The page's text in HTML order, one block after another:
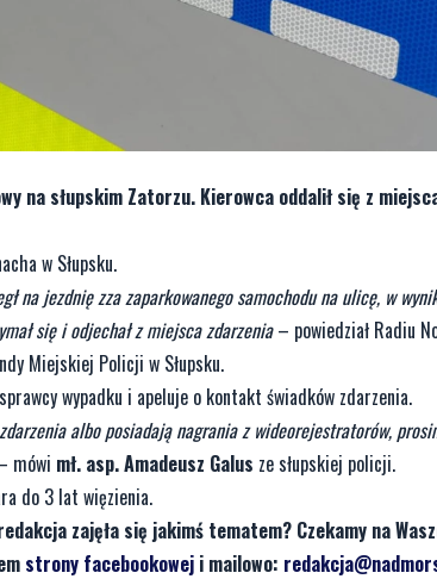
na słupskim Zatorzu. Kierowca oddalił się z
w Słupsku.
jezdnię zza zaparkowanego samochodu na ulicę, w
się i odjechał z miejsca zdarzenia– powiedział Radiu
Miejskiej Policji w Słupsku.
wypadku i apeluje o kontakt świadków zdarzenia.
albo posiadają nagrania z wideorejestratorów,
mówi mł. asp. Amadeusz Galus ze słupskiej policji.
do 3 lat więzienia.
zajęła się jakimś tematem? Czekamy na
strony facebookowej i mailowo: